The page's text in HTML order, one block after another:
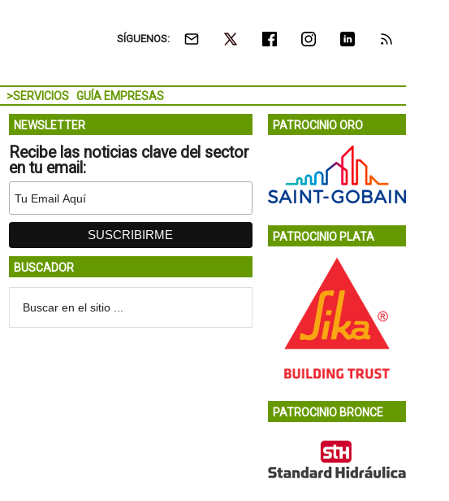
SÍGUENOS:
>SERVICIOS GUÍA EMPRESAS
NEWSLETTER
Recibe las noticias clave del sector
en tu email:
BUSCADOR
PATROCINIO ORO
PATROCINIO PLATA
PATROCINIO BRONCE